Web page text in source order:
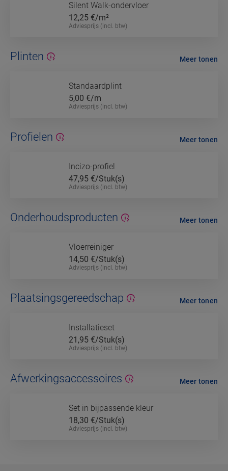
Silent Walk-ondervloer
12,25 €/m²
Adviesprijs (incl. btw)
Plinten
Standaardplint
5,00 €/m
Adviesprijs (incl. btw)
Meer tonen
Profielen
Incizo-profiel
47,95 €/Stuk(s)
Adviesprijs (incl. btw)
Meer tonen
Onderhoudsproducten
Vloerreiniger
14,50 €/Stuk(s)
Adviesprijs (incl. btw)
Meer tonen
Plaatsingsgereedschap
Installatieset
21,95 €/Stuk(s)
Adviesprijs (incl. btw)
Meer tonen
Afwerkingsaccessoires
Set in bijpassende kleur
18,30 €/Stuk(s)
Adviesprijs (incl. btw)
Meer tonen